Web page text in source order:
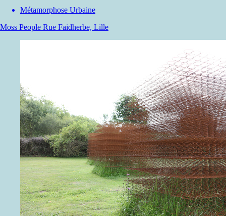
Métamorphose Urbaine
Moss People Rue Faidherbe, Lille